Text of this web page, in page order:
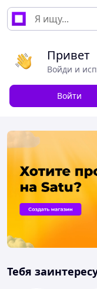
Привет
Войди и
Войти
Тебя